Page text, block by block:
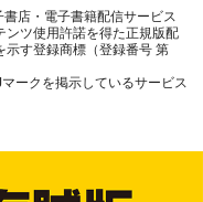
店・電子書籍配信サービス
ンツ使用許諾を得た正規版配
示す登録商標（登録番号 第
ークを掲示しているサービス